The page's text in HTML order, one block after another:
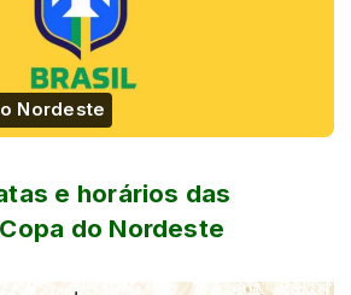
Nordeste
e horários das
do Nordeste